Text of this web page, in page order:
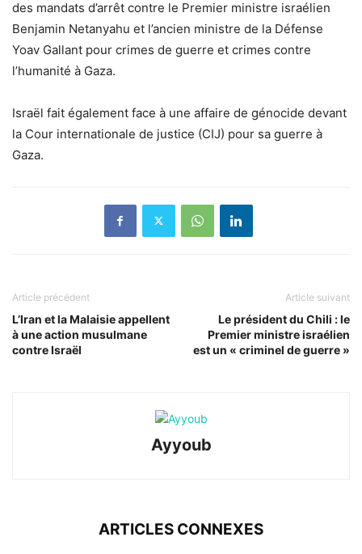
des mandats d’arrêt contre le Premier ministre israélien
Benjamin Netanyahu et l’ancien ministre de la Défense
Yoav Gallant pour crimes de guerre et crimes contre
l’humanité à Gaza.
Israël fait également face à une affaire de génocide devant
la Cour internationale de justice (CIJ) pour sa guerre à
Gaza.
Article précédent
L’Iran et la Malaisie appellent
à une action musulmane
contre Israël
Article suivant
Le président du Chili : le
Premier ministre israélien
est un « criminel de guerre »
Ayyoub
ARTICLES CONNEXES